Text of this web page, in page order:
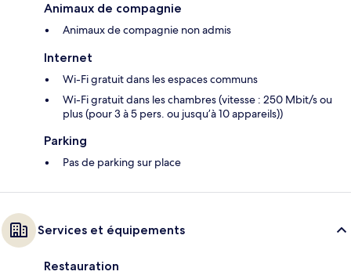
Animaux de compagnie
Animaux de compagnie non admis
Internet
Wi-Fi gratuit dans les espaces communs
Wi-Fi gratuit dans les chambres (vitesse : 250 Mbit/s ou
plus (pour 3 à 5 pers. ou jusqu’à 10 appareils))
Parking
Pas de parking sur place
Services et équipements
Restauration